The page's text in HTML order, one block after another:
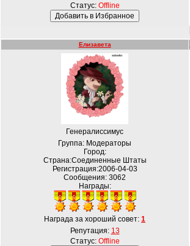
Статус: Offline
Елизавета
Генералиссимус
Группа: Модераторы
Город:
Страна:Соединенные Штаты
Регистрация:2006-04-03
Сообщения: 3062
Награды:
Награда за хороший совет: 1
Репутация: 13
Статус: Offline